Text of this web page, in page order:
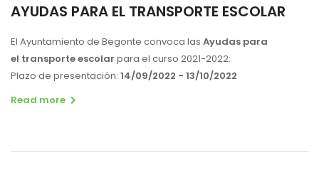
AYUDAS PARA EL TRANSPORTE ESCOLAR
El Ayuntamiento de Begonte convoca las Ayudas para
el transporte escolar para el curso 2021-2022:
Plazo de presentación: 14/09/2022 - 13/10/2022
Read more